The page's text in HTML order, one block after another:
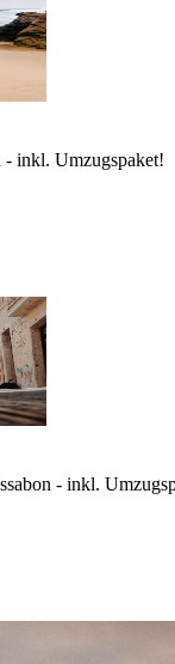
- inkl. Umzugspaket!
- inkl.